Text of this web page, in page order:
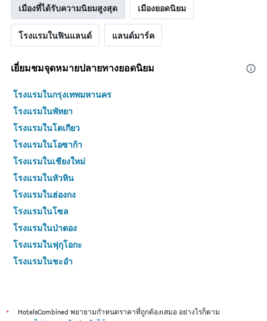
เมืองที่ได้รับความนิยมสูงสุด เมืองยอดนิยม
โรงแรมในฟินแลนด์ แลนด์มาร์ค
เยี่ยมชมจุดหมายปลายทางยอดนิยม
โรงแรมในกรุงเทพมหานคร
โรงแรมในพัทยา
โรงแรมในโตเกียว
โรงแรมในโอซาก้า
โรงแรมในเชียงใหม่
โรงแรมในหัวหิน
โรงแรมในฮ่องกง
โรงแรมในโซล
โรงแรมในป่าตอง
โรงแรมในฟุกุโอกะ
โรงแรมในชะอำ
โรงแรมในเกาะสมุย
*
HotelsCombined พยายามกำหนดราคาที่ถูกต้องเสมอ อย่างไรก็ตาม